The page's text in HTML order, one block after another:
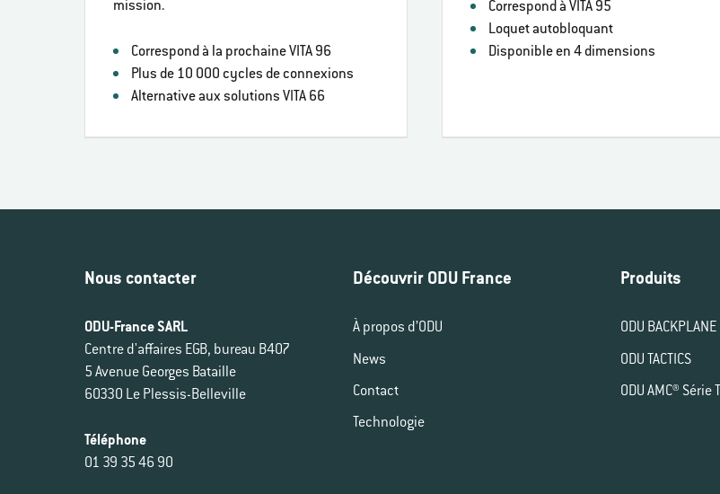
mission.
Correspond à la prochaine VITA 96
Plus de 10 000 cycles de connexions
Alternative aux solutions VITA 66
Correspond à VITA 95
Loquet autobloquant
Disponible en 4 dimensions
Nous contacter
ODU-France SARL
Centre d'affaires EGB, bureau B407
5 Avenue Georges Bataille
60330 Le Plessis-Belleville
Téléphone
01 39 35 46 90
Découvrir ODU France
À propos d’ODU
News
Contact
Technologie
Produits
ODU BACKPLANE
ODU TACTICS
ODU AMC® Série T